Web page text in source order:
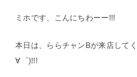
ミホです、こんにちわーー!!!
本日は、ららチャンBが来店して
∀゜)!!!